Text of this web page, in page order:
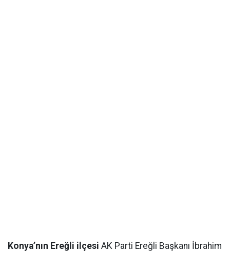
Konya’nın Ereğli ilçesi AK Parti Ereğli Başkanı İbrahim